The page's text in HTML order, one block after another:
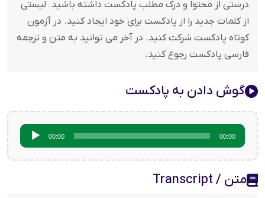
درستی از محتوا و درک مطلب پادکست داشته باشید. لیستی
از کلمات جدید را از پادکست برای خود ایجاد کنید. در آزمون
کوتاه پادکست شرکت کنید. در آخر می توانید به متن و ترجمه
فارسی پادکست رجوع کنید.
گوش دادن به پادکست
صوت
00:00 00:00
متن / Transcript